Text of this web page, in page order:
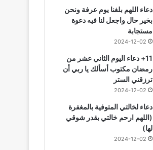
دعاء اللهم بلغنا يوم عرفة ونحن
بخير حال واجعل لنا فيه دعوة
مستجابة
2024-12-02
11+ دعاء اليوم الثاني عشر من
رمضان مكتوب أسألك يا ربي أن
ترزقني الستر
2024-12-02
دعاء لخالتي المتوفية بالمغفرة
(اللهم ارحم خالتي بقدر شوقي
لها)
2024-12-02